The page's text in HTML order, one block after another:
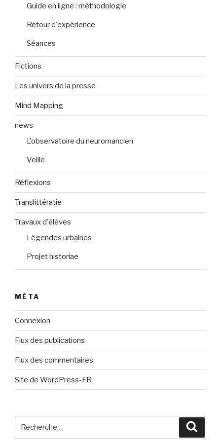
Guide en ligne : méthodologie
Retour d'expérience
Séances
Fictions
Les univers de la presse
Mind Mapping
news
L'observatoire du neuromancien
Veille
Réflexions
Translittératie
Travaux d'élèves
Légendes urbaines
Projet historiae
MÉTA
Connexion
Flux des publications
Flux des commentaires
Site de WordPress-FR